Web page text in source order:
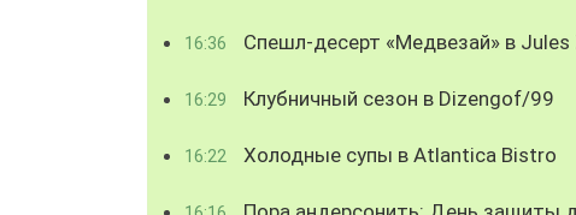
16:36 Спешл-десерт «Медвезай» в Jules
16:29 Клубничный сезон в Dizengof/99
16:22 Холодные супы в Atlantica Bistro